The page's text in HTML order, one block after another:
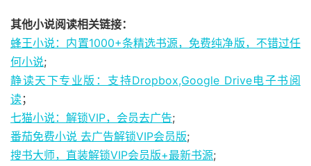
其他小说阅读相关链接：
蜂王小说：内置1000+条精选书源，免费纯净版，不错过任
何小说;
静读天下专业版：支持Dropbox,Google Drive电子书阅
读；
七猫小说：解锁VIP，会员去广告;
番茄免费小说 去广告解锁VIP会员版;
搜书大师，直装解锁VIP会员版+最新书源;